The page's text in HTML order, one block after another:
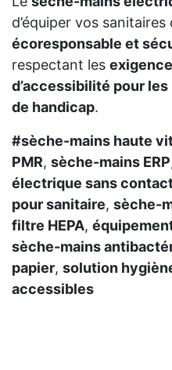
d’équiper vos
écoresponsable et
respectant les
d’accessibilité pour
de handicap.
#sèche-mains haute
PMR, sèche-mains ERP
électrique sans
pour sanitaire, sèche-
filtre HEPA,
sèche-mains
papier, solution
accessibles